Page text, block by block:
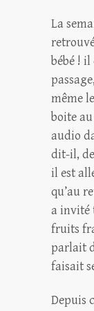
La
bébé !
même
boite
audio
dit-il,
il est
qu’au
a invité
fruits
parlait
faisait
Depuis